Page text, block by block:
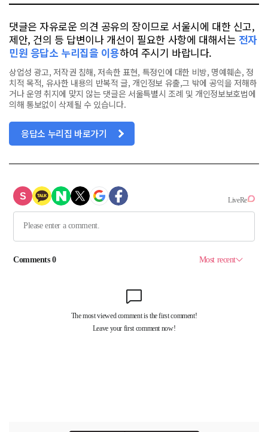
댓글은 자유로운 의견 공유의 장이므로 서울시에 대한 신고,
제안, 건의 등 답변이나 개선이 필요한 사항에 대해서는 전자
민원 응답소 누리집을 이용하여 주시기 바랍니다.
상업성 광고, 저작권 침해, 저속한 표현, 특정인에 대한 비방, 명예훼손, 정
치적 목적, 유사한 내용의 반복적 글, 개인정보 유출,그 밖에 공익을 저해하
거나 운영 취지에 맞지 않는 댓글은 서울특별시 조례 및 개인정보보호법에
의해 통보없이 삭제될 수 있습니다.
응답소 누리집 바로가기